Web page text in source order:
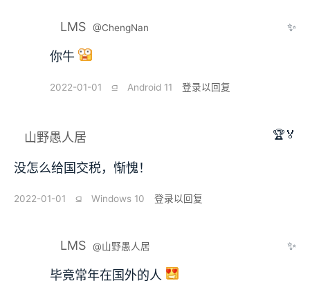
LMS @ChengNan ✨
你牛
2022-01-01 ⫑ Android 11 登录以回复
山野愚人居 🏆🏅
没怎么给国交税，惭愧！
2022-01-01 ⫑ Windows 10 登录以回复
LMS @山野愚人居 ✨
毕竟常年在国外的人